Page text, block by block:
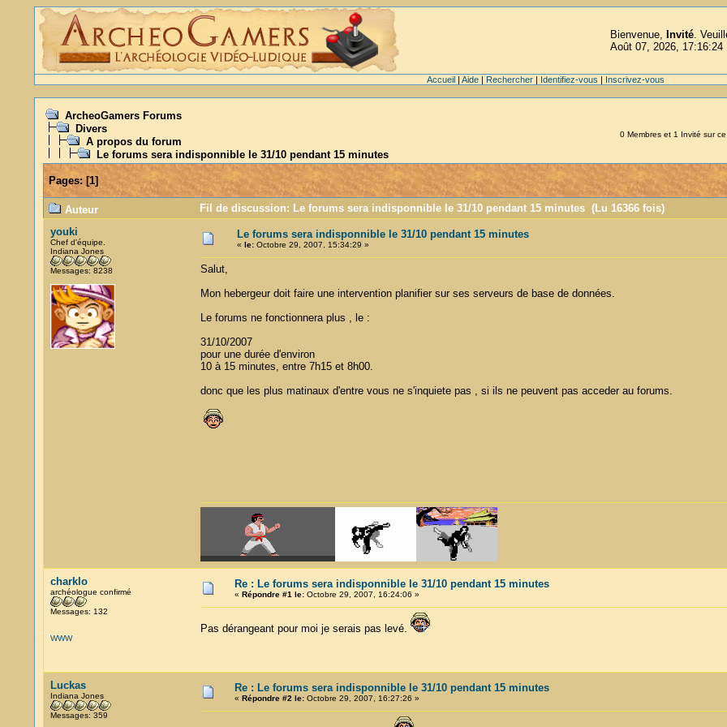
Bienvenue, Invité.
Août 07, 2026, 17:16:24
Accueil| Aide| Rechercher| Identifiez-vous | Inscrivez-vous
ArcheoGamers Forums
Divers
A propos du forum
Le forums sera indisponnible le 31/10 pendant 15 minutes
0 Membres et 1 Invité sur ce
Pages:[1]
Auteur
Fil de discussion: Le forums sera indisponnible le 31/10 pendant 15 minutes (Lu 16366 fois)
youki
Chef d'équipe.
Indiana Jones
Messages: 8238
Le forums sera indisponnible le 31/10 pendant 15 minutes
« le:Octobre 29, 2007, 15:34:29 »
Salut,
Mon hebergeur doit faire une intervention planifier sur ses serveurs de base de données.
Le forums ne fonctionnera plus , le :
31/10/2007
pour une durée d'environ
10 à 15 minutes, entre 7h15 et 8h00.
donc que les plus matinaux d'entre vous ne s'inquiete pas , si ils ne peuvent pas acceder au forums.
charklo
archéologue confirmé
Messages: 132
WWW
Re : Le forums sera indisponnible le 31/10 pendant 15 minutes
« Répondre #1 le:Octobre 29, 2007, 16:24:06 »
Pas dérangeant pour moi je serais pas levé.
Luckas
Indiana Jones
Messages: 359
Re : Le forums sera indisponnible le 31/10 pendant 15 minutes
« Répondre #2 le:Octobre 29, 2007, 16:27:26 »